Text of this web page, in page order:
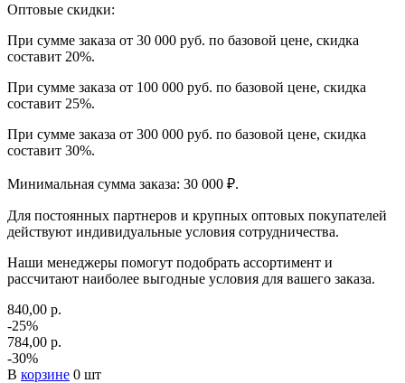
Оптовые скидки:
При сумме заказа от 30 000 руб. по базовой цене, скидка
составит 20%.
При сумме заказа от 100 000 руб. по базовой цене, скидка
составит 25%.
При сумме заказа от 300 000 руб. по базовой цене, скидка
составит 30%.
Минимальная сумма заказа: 30 000 ₽.
Для постоянных партнеров и крупных оптовых покупателей
действуют индивидуальные условия сотрудничества.
Наши менеджеры помогут подобрать ассортимент и
рассчитают наиболее выгодные условия для вашего заказа.
840,00 р.
-25%
784,00 р.
-30%
В корзине 0 шт